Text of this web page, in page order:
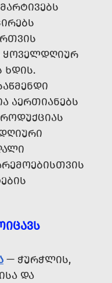
ᲧᲝᲕᲔᲚᲓᲦᲘᲣᲠ
ᲮᲓᲘᲡ.
ᲐᲔᲠᲗᲘᲐᲜᲔᲑᲡ
— ᲭᲣᲠᲭᲚᲘᲡ,
ᲓᲐ